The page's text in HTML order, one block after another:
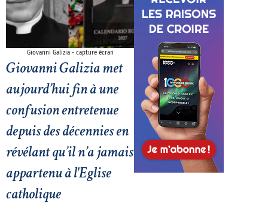
Giovanni Galizia - capture écran
Giovanni Galizia met
aujourd’hui fin à une
confusion entretenue
depuis des décennies en
révélant qu’il n’a jamais
appartenu à l'Eglise
catholique